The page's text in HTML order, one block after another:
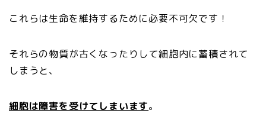
これらは生命を維持するために必要不可欠です！
それらの物質が古くなったりして細胞内に蓄積されて
しまうと、
細胞は障害を受けてしまいます。